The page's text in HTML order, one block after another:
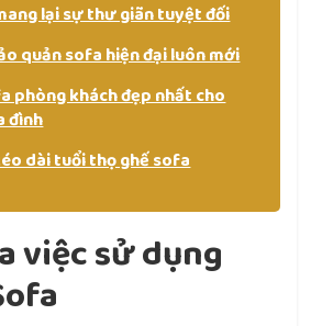
lại sự thư giãn tuyệt đối
quản sofa hiện đại luôn mới
phòng khách đẹp nhất cho
đình
dài tuổi thọ ghế sofa
việc sử dụng